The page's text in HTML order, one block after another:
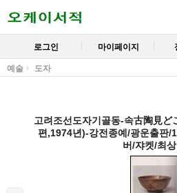
로그인 마이페이지
예술 도자
고려조선도자기골동-속古陶見ど
편,1974년)-강전종예/광운출판/
버/쟈켓/최